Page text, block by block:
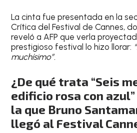
La cinta fue presentada en la
Crítica del Festival de Cannes,
reveló a AFP que verla
prestigioso festival lo hizo llorar:
muchísimo”.
¿De qué trata “Seis
edificio rosa con
la que Bruno
llegó al Festival